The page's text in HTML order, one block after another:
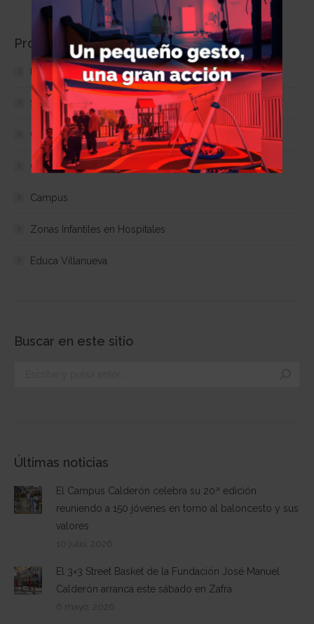
Proyectos actuales
Ponle un tapón al botellón
Street Basket 3×3
Copa Colegial
Come bien, vive mejor
Campus
Zonas Infantiles en Hospitales
Educa Villanueva
Buscar en este sitio
Últimas noticias
El Campus Calderón celebra su 20ª edición
reuniendo a 150 jóvenes en torno al baloncesto y sus
valores
10 julio, 2026
El 3×3 Street Basket de la Fundación José Manuel
Calderón arranca este sábado en Zafra
6 mayo, 2026